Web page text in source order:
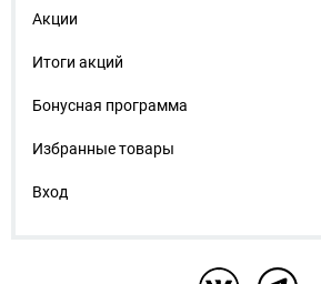
Акции
Итоги акций
Бонусная программа
Избранные товары
Вход